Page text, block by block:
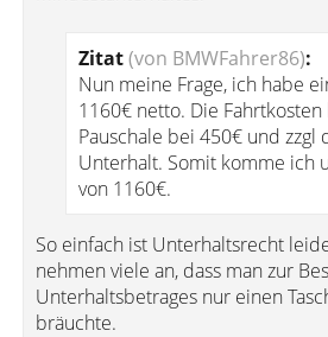
Zitat(von BMWFahrer86):
Nun meine Frage, ich habe
1160€ netto. Die
Pauschale bei 450€ und zzgl
Unterhalt. Somit komme ich
von 1160€.
So einfach ist Unterhaltsrecht
nehmen viele an, dass man zur
Unterhaltsbetrages nur einen
bräuchte.